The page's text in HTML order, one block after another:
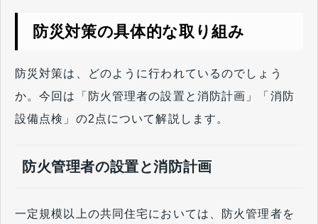
防災対策の具体的な取り組み
防災対策は、どのように行われているのでしょう
か。今回は「防火管理者の設置と消防計画」「消防
設備点検」の2点について解説します。
防火管理者の設置と消防計画
一定規模以上の共同住宅においては、防火管理者を